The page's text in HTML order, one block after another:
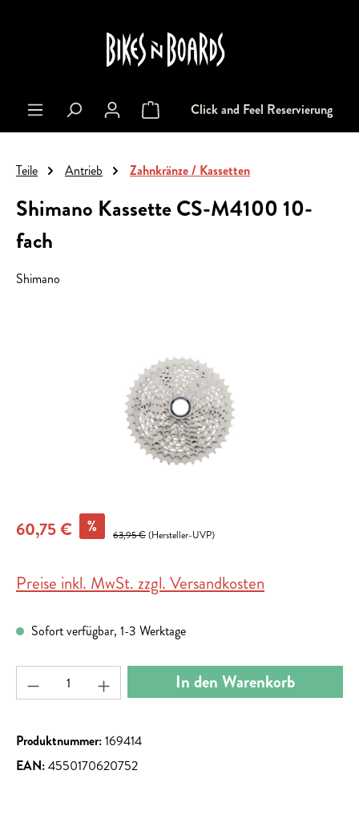
Warenkorb enthält 0 Positionen. Der
Click and Feel Reservierung
Teile Antrieb Zahnkränze / Kassetten
Shimano Kassette CS-M4100 10-
fach
Shimano
60,75 € % 63,95 €(Hersteller-UVP)
Preise inkl. MwSt. zzgl. Versandkosten
Sofort verfügbar, 1-3 Werktage
Produkt Anzahl: Gib den gewünschten Wert ein
In den Warenkorb
Produktnummer:169414
EAN:4550170620752